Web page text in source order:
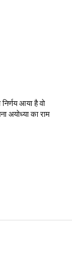
आया है वो
अयोध्या का राम